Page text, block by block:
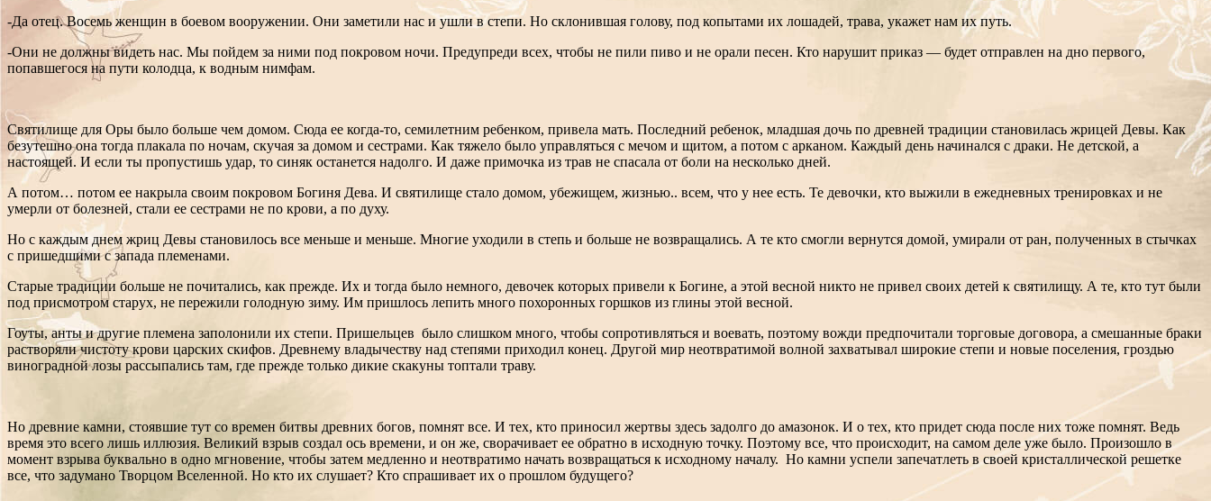
-Да отец. Восемь женщин в боевом вооружении. Они заметили нас и ушли в степи. Но склонившая голову, под копытами их лошадей, трава, укажет нам их путь.
-Они не должны видеть нас. Мы пойдем за ними под покровом ночи. Предупреди всех, чтобы не пили пиво и не орали песен. Кто нарушит приказ — будет отправлен на дно первого,
попавшегося на пути колодца, к водным нимфам.
Святилище для Оры было больше чем домом. Сюда ее когда-то, семилетним ребенком, привела мать. Последний ребенок, младшая дочь по древней традиции становилась жрицей Девы. Как
безутешно она тогда плакала по ночам, скучая за домом и сестрами. Как тяжело было управляться с мечом и щитом, а потом с арканом. Каждый день начинался с драки. Не детской, а
настоящей. И если ты пропустишь удар, то синяк останется надолго. И даже примочка из трав не спасала от боли на несколько дней.
А потом… потом ее накрыла своим покровом Богиня Дева. И святилище стало домом, убежищем, жизнью.. всем, что у нее есть. Те девочки, кто выжили в ежедневных тренировках и не
умерли от болезней, стали ее сестрами не по крови, а по духу.
Но с каждым днем жриц Девы становилось все меньше и меньше. Многие уходили в степь и больше не возвращались. А те кто смогли вернутся домой, умирали от ран, полученных в стычках
с пришедшими с запада племенами.
Старые традиции больше не почитались, как прежде. Их и тогда было немного, девочек которых привели к Богине, а этой весной никто не привел своих детей к святилищу. А те, кто тут были
под присмотром старух, не пережили голодную зиму. Им пришлось лепить много похоронных горшков из глины этой весной.
Гоуты, анты и другие племена заполонили их степи. Пришельцев было слишком много, чтобы сопротивляться и воевать, поэтому вожди предпочитали торговые договора, а смешанные браки
растворяли чистоту крови царских скифов. Древнему владычеству над степями приходил конец. Другой мир неотвратимой волной захватывал широкие степи и новые поселения, гроздью
виноградной лозы рассыпались там, где прежде только дикие скакуны топтали траву.
Но древние камни, стоявшие тут со времен битвы древних богов, помнят все. И тех, кто приносил жертвы здесь задолго до амазонок. И о тех, кто придет сюда после них тоже помнят. Ведь
время это всего лишь иллюзия. Великий взрыв создал ось времени, и он же, сворачивает ее обратно в исходную точку. Поэтому все, что происходит, на самом деле уже было. Произошло в
момент взрыва буквально в одно мгновение, чтобы затем медленно и неотвратимо начать возвращаться к исходному началу. Но камни успели запечатлеть в своей кристаллической решетке
все, что задумано Творцом Вселенной. Но кто их слушает? Кто спрашивает их о прошлом будущего?